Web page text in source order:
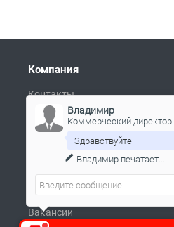
Компания
Контакты
О компании
Сертификаты
Партнеры
Реквизиты
Пресса и заказчики о нас
Вакансии
Владимир
Коммерческий директор
Здравствуйте!
Владимирпечатает...